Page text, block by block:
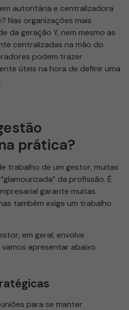
autoritária e centralizadora
Nas organizações mais
da geração Y, nem mesmo as
centralizadas na mão do
podem trazer
úteis na hora de definir uma
prática?
trabalho de um gestor, muitas
da profissão. É
garante muitas
também exige um trabalho
em geral, envolve
apresentar abaixo.
para se manter